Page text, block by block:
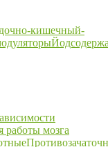
кишечный-
работы мозга